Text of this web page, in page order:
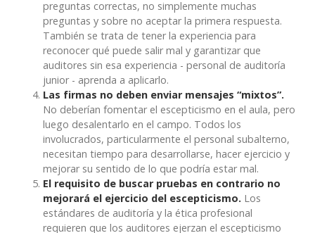
preguntas correctas, no simplemente muchas
preguntas y sobre no aceptar la primera respuesta.
También se trata de tener la experiencia para
reconocer qué puede salir mal y garantizar que
auditores sin esa experiencia - personal de auditoría
junior - aprenda a aplicarlo.
Las firmas no deben enviar mensajes “mixtos”.
No deberían fomentar el escepticismo en el aula, pero
luego desalentarlo en el campo. Todos los
involucrados, particularmente el personal subalterno,
necesitan tiempo para desarrollarse, hacer ejercicio y
mejorar su sentido de lo que podría estar mal.
El requisito de buscar pruebas en contrario no
mejorará el ejercicio del escepticismo. Los
estándares de auditoría y la ética profesional
requieren que los auditores ejerzan el escepticismo